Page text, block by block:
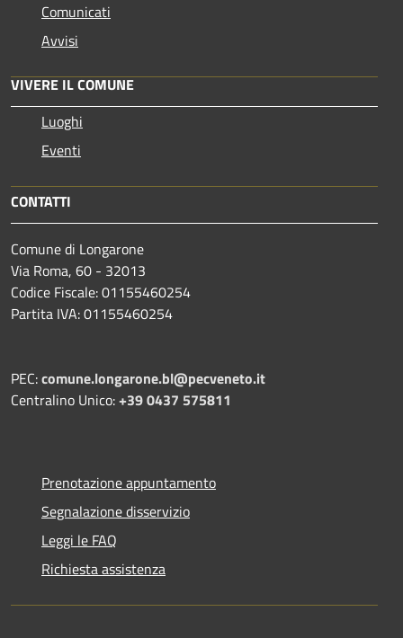
Comunicati
Avvisi
VIVERE IL COMUNE
Luoghi
Eventi
CONTATTI
Comune di Longarone
Via Roma, 60 - 32013
Codice Fiscale: 01155460254
Partita IVA: 01155460254
PEC:comune.longarone.bl@pecveneto.it
Centralino Unico:+39 0437 575811
Prenotazione appuntamento
Segnalazione disservizio
Leggi le FAQ
Richiesta assistenza